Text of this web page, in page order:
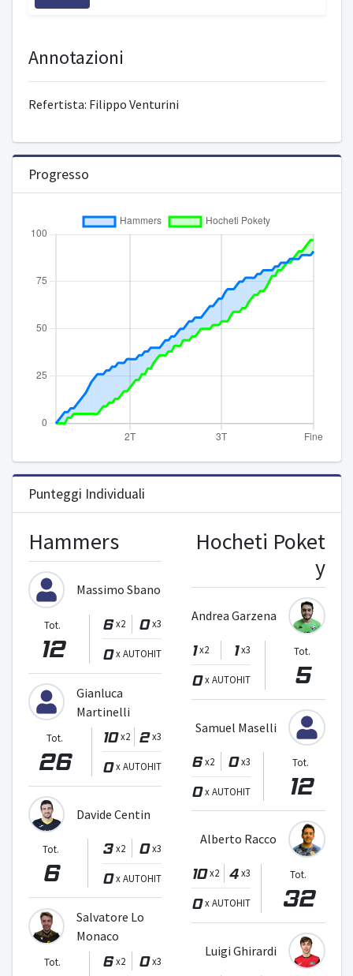
Annotazioni
Refertista: Filippo Venturini
Progresso
Punteggi Individuali
Hammers
Massimo Sbano
Tot.
12
6 x2 0 x3
0 x AUTOHIT
Gianluca
Martinelli
Tot.
26
10 x2 2 x3
0 x AUTOHIT
Davide Centin
Tot.
6
3 x2 0 x3
0 x AUTOHIT
Salvatore Lo
Monaco
Tot. 6 x2 0 x3
Hocheti Poket
y
Andrea Garzena
1 x2 1 x3
0 x AUTOHIT
Tot.
5
Samuel Maselli
6 x2 0 x3
0 x AUTOHIT
Tot.
12
Alberto Racco
10 x2 4 x3
0 x AUTOHIT
Tot.
32
Luigi Ghirardi